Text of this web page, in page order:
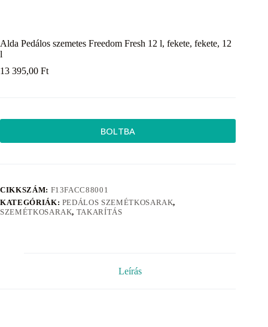
Alda Pedálos szemetes Freedom Fresh 12 l, fekete, fekete, 12
l
13 395,00 Ft
BOLTBA
CIKKSZÁM: F13FACC88001
KATEGÓRIÁK: PEDÁLOS SZEMÉTKOSARAK,
SZEMÉTKOSARAK, TAKARÍTÁS
Leírás